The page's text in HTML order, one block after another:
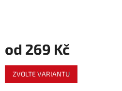
od 269 Kč
Měrná
cena:
ZVOLTE VARIANTU